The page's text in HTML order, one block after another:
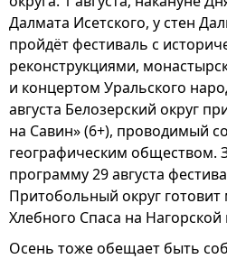
Далмата Исетского, у стен
пройдёт фестиваль с
реконструкциями,
и концертом Уральского
августа Белозерский округ
на Савин» (6+), проводимый
географическим обществом.
программу 29 августа
Притобольный округ
Хлебного Спаса на
Осень тоже обещает быть